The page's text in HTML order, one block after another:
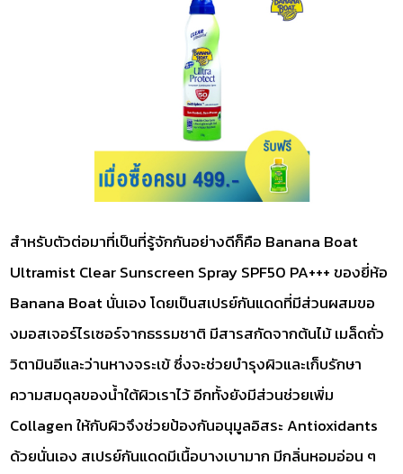
สำหรับตัวต่อมาที่เป็นที่รู้จักกันอย่างดีก็คือ Banana Boat
Ultramist Clear Sunscreen Spray SPF50 PA+++ ของยี่ห้อ
Banana Boat นั่นเอง โดยเป็นสเปรย์กันแดดที่มีส่วนผสมขอ
งมอสเจอร์ไรเซอร์จากธรรมชาติ มีสารสกัดจากต้นไม้ เมล็ดถั่ว
วิตามินอีและว่านหางจระเข้ ซึ่งจะช่วยบำรุงผิวและเก็บรักษา
ความสมดุลของน้ำใต้ผิวเราไว้ อีกทั้งยังมีส่วนช่วยเพิ่ม
Collagen ให้กับผิวจึงช่วยป้องกันอนุมูลอิสระ Antioxidants
ด้วยนั่นเอง สเปรย์กันแดดมีเนื้อบางเบามาก มีกลิ่นหอมอ่อน ๆ